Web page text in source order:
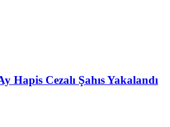
Hapis Cezalı Şahıs Yakalandı